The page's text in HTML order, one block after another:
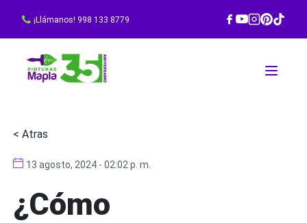
¡Llámanos! 998 133 8779
< Atras
13 agosto, 2024 - 02:02 p. m.
¿Cómo